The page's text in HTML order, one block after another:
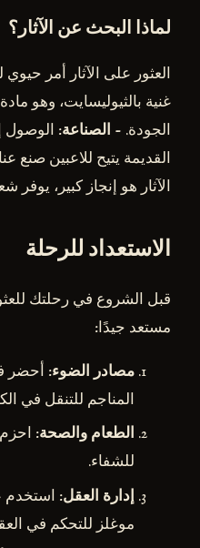
لماذا البحث عن الآثار؟
العثور على الآثار أمر
غنية بالثيوليسايت، وهو
الجودة. - الصناعة: الوصول
القديمة يتيح للاعبين صنع
الآثار هو إنجاز كبير، يوفر
الاستعداد للرحلة
قبل الشروع في رحلتك
مستعد جيدًا:
مصادر الضوء: أحضر
المناجم للتنقل في
الطعام والصحة: احزم
للشفاء.
إدارة العقل: استخدم
موغلز للتحكم في